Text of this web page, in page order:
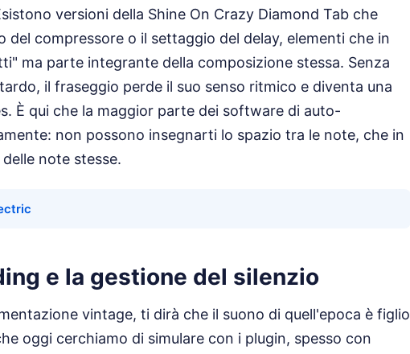
versioni della Shine On Crazy Diamond Tab che
del compressore o il settaggio del delay, elementi che in
ma parte integrante della composizione stessa. Senza
il fraseggio perde il suo senso ritmico e diventa una
È qui che la maggior parte dei software di auto-
non possono insegnarti lo spazio tra le note, che in
note stesse.
e la gestione del silenzio
vintage, ti dirà che il suono di quell'epoca è figlio
oggi cerchiamo di simulare con i plugin, spesso con